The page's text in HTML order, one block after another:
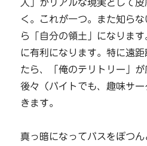
人」がリアルな現実として
く。これが一つ。また知ら
ら「自分の領土」になりま
に有利になります。特に遠
たら、「俺のテリトリー」
後々（バイトでも、趣味サ
きます。
真っ暗になってバスをぽつん